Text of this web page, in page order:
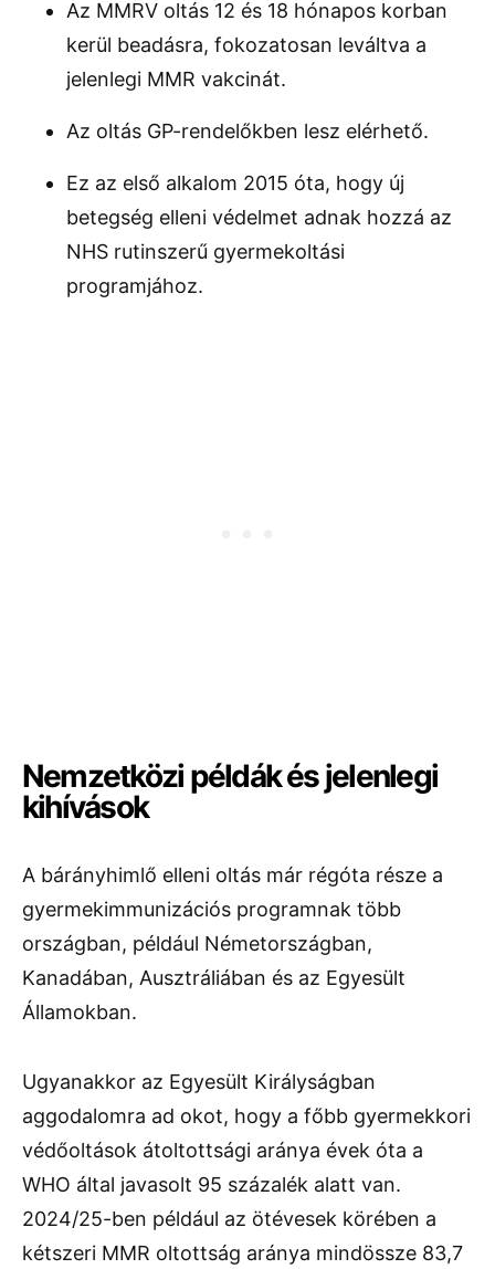
Az MMRV oltás 12 és 18 hónapos korban
kerül beadásra, fokozatosan leváltva a
jelenlegi MMR vakcinát.
Az oltás GP-rendelőkben lesz elérhető.
Ez az első alkalom 2015 óta, hogy új
betegség elleni védelmet adnak hozzá az
NHS rutinszerű gyermekoltási
programjához.
Nemzetközi példák és jelenlegi
kihívások
A bárányhimlő elleni oltás már régóta része a
gyermekimmunizációs programnak több
országban, például Németországban,
Kanadában, Ausztráliában és az Egyesült
Államokban.
Ugyanakkor az Egyesült Királyságban
aggodalomra ad okot, hogy a főbb gyermekkori
védőoltások átoltottsági aránya évek óta a
WHO által javasolt 95 százalék alatt van.
2024/25-ben például az ötévesek körében a
kétszeri MMR oltottság aránya mindössze 83,7